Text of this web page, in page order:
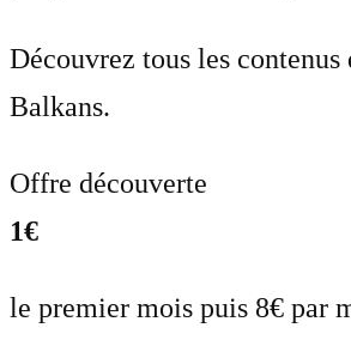
Découvrez tous les
Balkans.
Offre découverte
1€
le premier mois puis 8€ par